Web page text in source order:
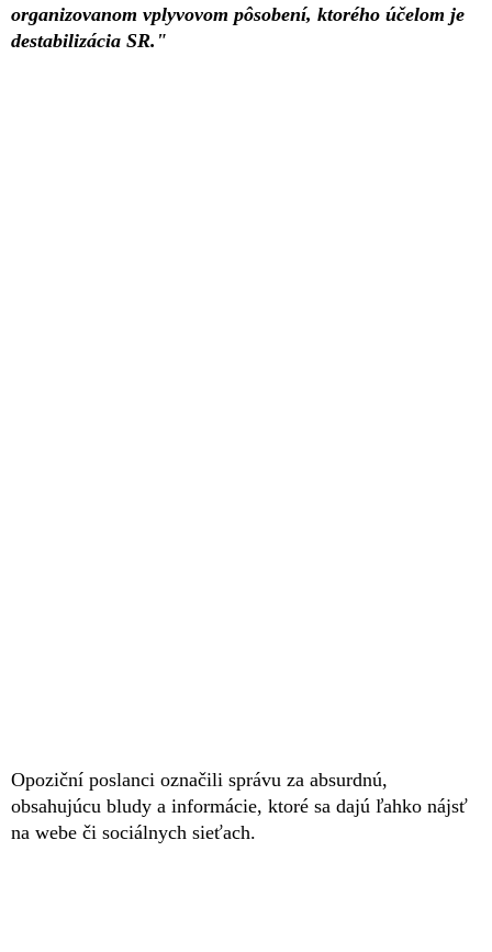
organizovanom vplyvovom pôsobení, ktorého účelom je
destabilizácia SR."
Opoziční poslanci označili správu za absurdnú,
obsahujúcu bludy a informácie, ktoré sa dajú ľahko nájsť
na webe či sociálnych sieťach.